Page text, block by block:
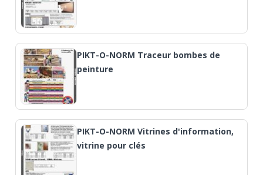
PIKT-O-NORM Traceur bombes de
peinture
PIKT-O-NORM Vitrines d'information,
vitrine pour clés